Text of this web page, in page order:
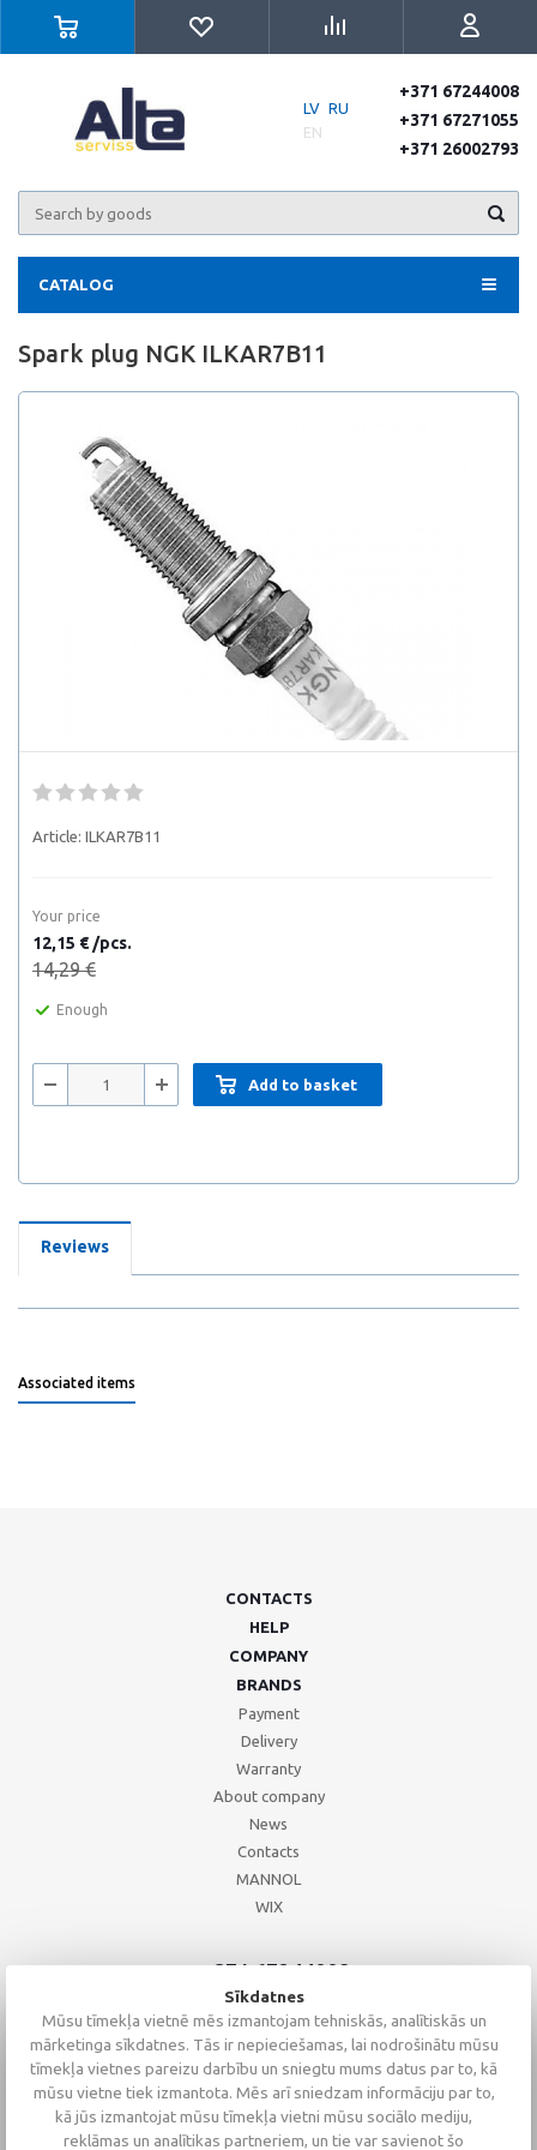
LV RU
EN
+371 67244008
+371 67271055
+371 26002793
CATALOG
Spark plug NGK ILKAR7B11
Article: ILKAR7B11
Your price
12,15 € /pcs.
14,29 €
Enough
Add to basket
Reviews
Associated items
CONTACTS
HELP
COMPANY
BRANDS
Payment
Delivery
Warranty
About company
News
Contacts
MANNOL
WIX
+371 67244008
+371 67271055
+371 26002793
Sīkdatnes
Mūsu tīmekļa vietnē mēs izmantojam tehniskās, analītiskās un
mārketinga sīkdatnes. Tās ir nepieciešamas, lai nodrošinātu mūsu
tīmekļa vietnes pareizu darbību un sniegtu mums datus par to, kā
mūsu vietne tiek izmantota. Mēs arī sniedzam informāciju par to,
kā jūs izmantojat mūsu tīmekļa vietni mūsu sociālo mediju,
reklāmas un analītikas partneriem, un tie var savienot šo